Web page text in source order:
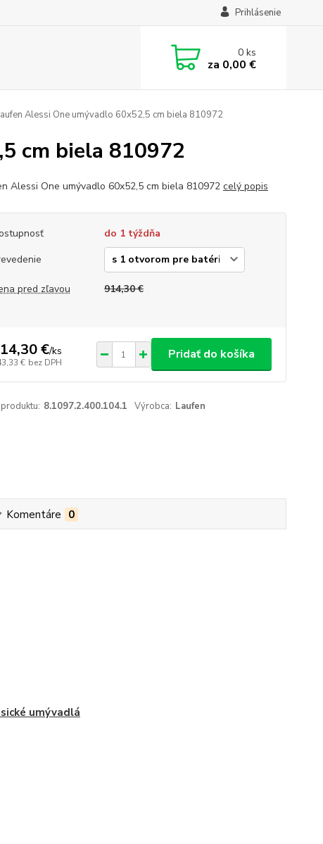
Prihlásenie
0ks
za 0,00 €
Alessi One umývadlo 60x52,5 cm biela 810972
cm biela 810972
Alessi One umývadlo 60x52,5 cm biela 810972 celý popis
do 1 týždňa
pred zľavou 914,30 €
€/ks
€ bez DPH
Pridať do košíka
8.1097.2.400.104.1 Výrobca: Laufen
Komentáre 0
umývadlá